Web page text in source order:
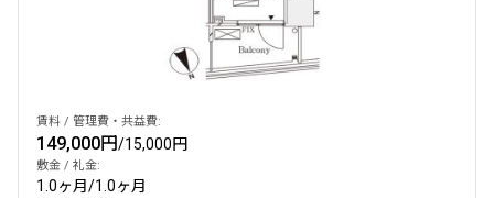
賃料 / 管理費・共益費:
149,000円/15,000円
敷金 / 礼金:
1.0ヶ月/1.0ヶ月